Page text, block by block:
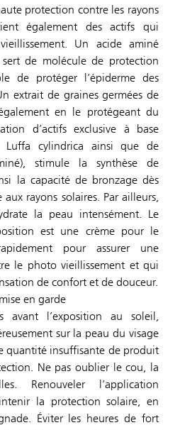
protection contre les rayons
également des actifs qui
Un acide aminé
de molécule de protection
de protéger l’épiderme des
extrait de graines germées de
en le protégeant du
d’actifs exclusive à base
Luffa cylindrica ainsi que de
stimule la synthèse de
la capacité de bronzage dès
rayons solaires. Par ailleurs,
la peau intensément. Le
est une crème pour le
pour assurer une
le photo vieillissement et qui
de confort et de douceur.
en garde
l’exposition au soleil,
sur la peau du visage
quantité insuffisante de produit
Ne pas oublier le cou, la
Renouveler l’application
la protection solaire, en
Éviter les heures de fort